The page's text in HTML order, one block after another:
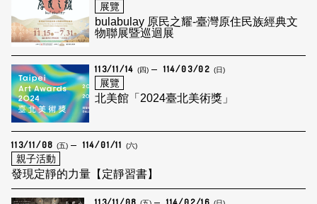
展覽
bulabulay 原民之耀-臺灣原住民族經典文
物聯展暨巡迴展
113/11/14 (四) 114/03/02 (日)
展覽
北美館「2024臺北美術獎」
113/11/08 (五) 114/01/11 (六)
親子活動
發現定靜的力量【定靜習書】